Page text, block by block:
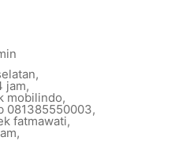
,
jam,
mobilindo,
081385550003,
fatmawati,
,